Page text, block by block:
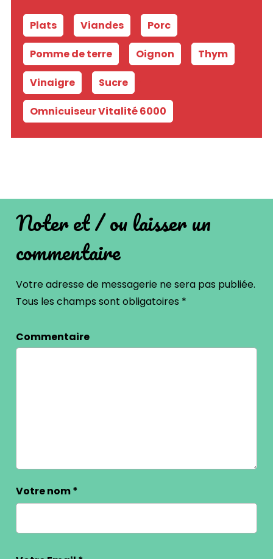
Plats Viandes Porc
Pomme de terre Oignon Thym
Vinaigre Sucre
Omnicuiseur Vitalité 6000
Noter et / ou laisser un
commentaire
Votre adresse de messagerie ne sera pas publiée.
Tous les champs sont obligatoires *
Commentaire
Votre nom*